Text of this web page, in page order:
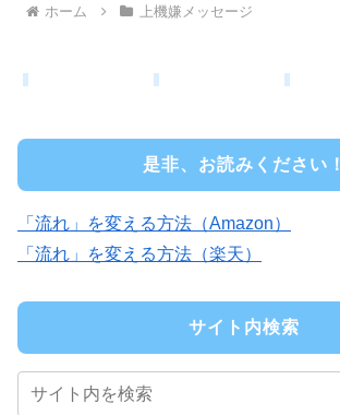
ホーム 上機嫌メッセージ
是非、お読みください！
「流れ」を変える方法（Amazon）
「流れ」を変える方法（楽天）
サイト内検索